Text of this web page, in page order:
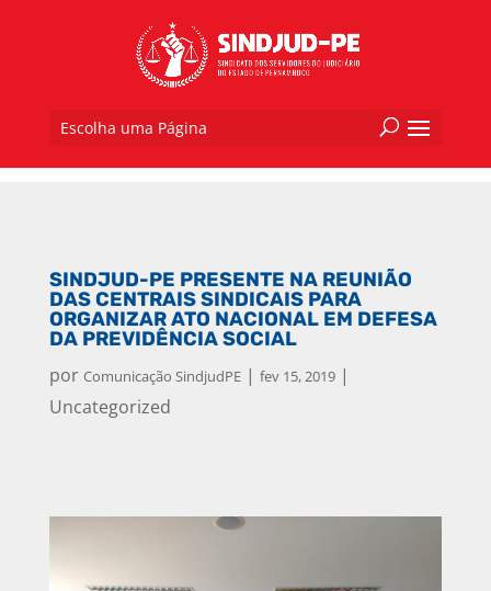
Escolha uma Página
SINDJUD-PE PRESENTE NA REUNIÃO
DAS CENTRAIS SINDICAIS PARA
ORGANIZAR ATO NACIONAL EM DEFESA
DA PREVIDÊNCIA SOCIAL
por Comunicação SindjudPE| fev 15, 2019|
Uncategorized